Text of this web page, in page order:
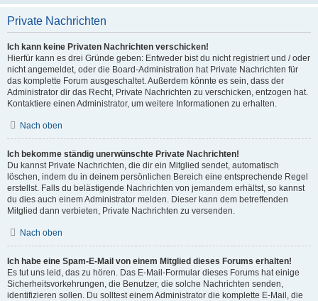
Private Nachrichten
Ich kann keine Privaten Nachrichten verschicken!
Hierfür kann es drei Gründe geben: Entweder bist du nicht registriert und / oder
nicht angemeldet, oder die Board-Administration hat Private Nachrichten für
das komplette Forum ausgeschaltet. Außerdem könnte es sein, dass der
Administrator dir das Recht, Private Nachrichten zu verschicken, entzogen hat.
Kontaktiere einen Administrator, um weitere Informationen zu erhalten.
Nach oben
Ich bekomme ständig unerwünschte Private Nachrichten!
Du kannst Private Nachrichten, die dir ein Mitglied sendet, automatisch
löschen, indem du in deinem persönlichen Bereich eine entsprechende Regel
erstellst. Falls du belästigende Nachrichten von jemandem erhältst, so kannst
du dies auch einem Administrator melden. Dieser kann dem betreffenden
Mitglied dann verbieten, Private Nachrichten zu versenden.
Nach oben
Ich habe eine Spam-E-Mail von einem Mitglied dieses Forums erhalten!
Es tut uns leid, das zu hören. Das E-Mail-Formular dieses Forums hat einige
Sicherheitsvorkehrungen, die Benutzer, die solche Nachrichten senden,
identifizieren sollen. Du solltest einem Administrator die komplette E-Mail, die